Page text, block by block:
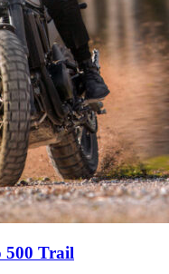
500 Trail